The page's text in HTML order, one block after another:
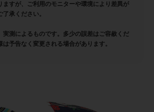
ますが、ご利用のモニターや環境により差異が
承ください。
測によるものです。多少の誤差はご容赦くだ
は予告なく変更される場合があります。